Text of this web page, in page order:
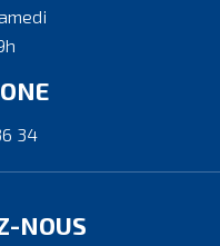
34
NOUS